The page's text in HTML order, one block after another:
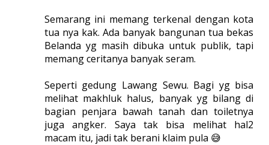
Semarang ini memang terkenal dengan kota
tua nya kak. Ada banyak bangunan tua bekas
Belanda yg masih dibuka untuk publik, tapi
memang ceritanya banyak seram.
Seperti gedung Lawang Sewu. Bagi yg bisa
melihat makhluk halus, banyak yg bilang di
bagian penjara bawah tanah dan toiletnya
juga angker. Saya tak bisa melihat hal2
macam itu, jadi tak berani klaim pula 😅